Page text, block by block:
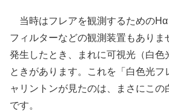
当時はフレアを観測するためのHα
フィルターなどの観測装置もありま
発生したとき、まれに可視光（白色
ときがあります。これを「白色光フ
ャリントンが見たのは、まさにこ
です。